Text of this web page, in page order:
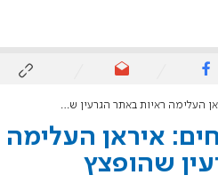
העלימה ראיות באתר הגרעין שהופצץ
איראן העלימה
שהופצץ